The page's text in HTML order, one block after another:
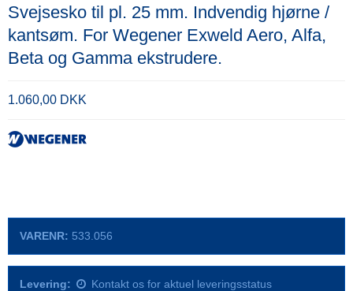
Svejsesko til pl. 25 mm. Indvendig hjørne /
kantsøm. For Wegener Exweld Aero, Alfa,
Beta og Gamma ekstrudere.
1.060,00 DKK
VARENR: 533.056
Levering: Kontakt os for aktuel leveringsstatus